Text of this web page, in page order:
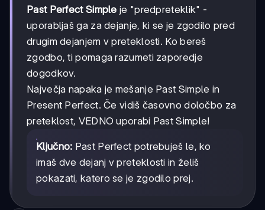
Past Perfect Simple je "predpreteklik" -
uporabljaš ga za dejanje, ki se je zgodilo pred
drugim dejanjem v preteklosti. Ko bereš
zgodbo, ti pomaga razumeti zaporedje
dogodkov.
Največja napaka je mešanje Past Simple in
Present Perfect. Če vidiš časovno določbo za
preteklost, VEDNO uporabi Past Simple!
Ključno: Past Perfect potrebuješ le, ko
imaš dve dejanj v preteklosti in želiš
pokazati, katero se je zgodilo prej.